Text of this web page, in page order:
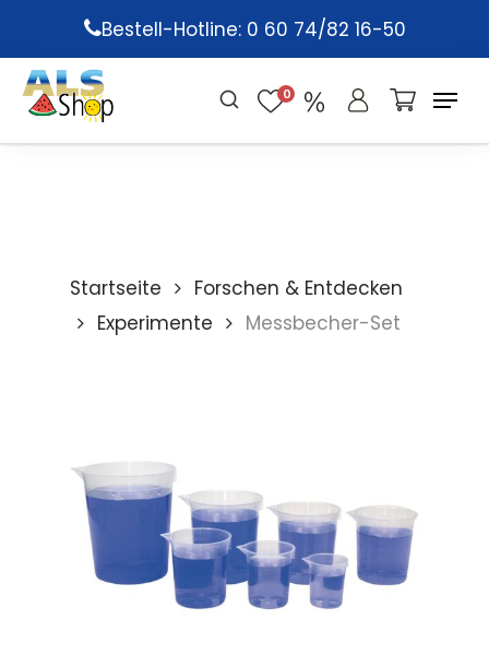
main
content
Bestell-Hotline: 0 60 74/82 16-50
0
Startseite
Forschen & Entdecken
Experimente
Messbecher-Set